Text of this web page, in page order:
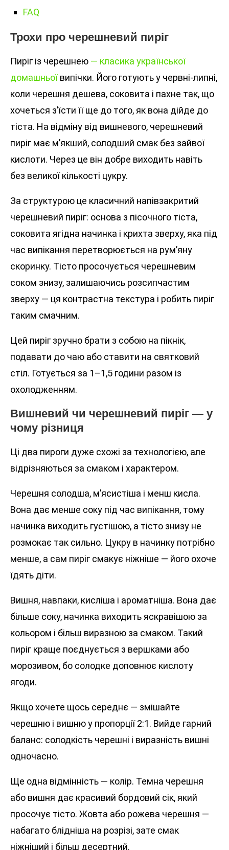
FAQ
Трохи про черешневий пиріг
Пиріг із черешнею — класика української
домашньоївипічки. Його готують у червні-липні,
коли черешня дешева, соковита і пахне так, що
хочеться з’їсти її ще до того, як вона дійде до
тіста. На відміну від вишневого, черешневий
пиріг має м’якший, солодший смак без зайвої
кислоти. Через це він добре виходить навіть
без великої кількості цукру.
За структурою це класичний напівзакритий
черешневий пиріг: основа з пісочного тіста,
соковита ягідна начинка і крихта зверху, яка під
час випікання перетворюється на рум’яну
скоринку. Тісто просочується черешневим
соком знизу, залишаючись розсипчастим
зверху — ця контрастна текстура і робить пиріг
таким смачним.
Цей пиріг зручно брати з собою на пікнік,
подавати до чаю або ставити на святковий
стіл. Готується за 1–1,5 години разом із
охолодженням.
Вишневий чи черешневий пиріг — у
чому різниця
Ці два пироги дуже схожі за технологією, але
відрізняються за смаком і характером.
Черешня солодша, м’ясистіша і менш кисла.
Вона дає менше соку під час випікання, тому
начинка виходить густішою, а тісто знизу не
розмокає так сильно. Цукру в начинку потрібно
менше, а сам пиріг смакує ніжніше — його охоче
їдять діти.
Вишня, навпаки, кисліша і ароматніша. Вона дає
більше соку, начинка виходить яскравішою за
кольором і більш виразною за смаком. Такий
пиріг краще поєднується з вершками або
морозивом, бо солодке доповнює кислоту
ягоди.
Якщо хочете щось середнє — змішайте
черешню і вишню у пропорції 2:1. Вийде гарний
баланс: солодкість черешні і виразність вишні
одночасно.
Ще одна відмінність — колір. Темна черешня
або вишня дає красивий бордовий сік, який
просочує тісто. Жовта або рожева черешня —
набагато блідніша на розрізі, зате смак
ніжніший і більш десертний.